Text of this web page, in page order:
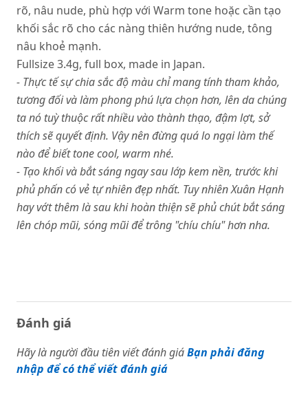
rõ, nâu nude, phù hợp với Warm tone hoặc cần tạo
khối sắc rõ cho các nàng thiên hướng nude, tông
nâu khoẻ mạnh.
Fullsize 3.4g, full box, made in Japan.
- Thực tế sự chia sắc độ màu chỉ mang tính tham khảo,
tương đối và làm phong phú lựa chọn hơn, lên da chúng
ta nó tuỳ thuộc rất nhiều vào thành thạo, đậm lợt, sở
thích sẽ quyết định. Vậy nên đừng quá lo ngại làm thế
nào để biết tone cool, warm nhé.
- Tạo khối và bắt sáng ngay sau lớp kem nền, trước khi
phủ phấn có vẻ tự nhiên đẹp nhất. Tuy nhiên Xuân Hạnh
hay vớt thêm là sau khi hoàn thiện sẽ phủ chút bắt sáng
lên chóp mũi, sóng mũi để trông "chíu chíu" hơn nha.
Đánh giá
Hãy là người đầu tiên viết đánh giáBạn phải đăng
nhập để có thể viết đánh giá